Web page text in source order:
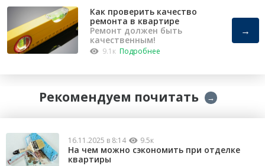
Как проверить качество
ремонта в квартире
Ремонт должен быть
качественным!
9.1к Подробнее
→
Рекомендуем почитать →
16.11.2025 в 8:14 9.5к
На чем можно сэкономить при отделке
квартиры